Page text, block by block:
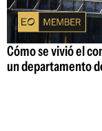
Cómo se vivió el
un departamento